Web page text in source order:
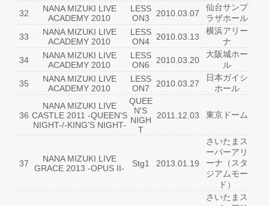
32
NANA MIZUKI LIVE
ACADEMY 2010
LESS
ON3
2010.03.07
仙台サンプ
ラザホール
33
NANA MIZUKI LIVE
ACADEMY 2010
LESS
ON4
2010.03.13
横浜アリー
ナ
34
NANA MIZUKI LIVE
ACADEMY 2010
LESS
ON6
2010.03.20
大阪城ホー
ル
35
NANA MIZUKI LIVE
ACADEMY 2010
LESS
ON7
2010.03.27
日本ガイシ
ホール
36
NANA MIZUKI LIVE
CASTLE 2011 -QUEEN'S
NIGHT-/-KING'S NIGHT-
QUEE
N'S
NIGH
T
2011.12.03 東京ドーム
37
NANA MIZUKI LIVE
GRACE 2013 -OPUS II-
Stg1 2013.01.19
さいたまス
ーパーアリ
ーナ（スタ
ジアムモー
ド）
さいたまス